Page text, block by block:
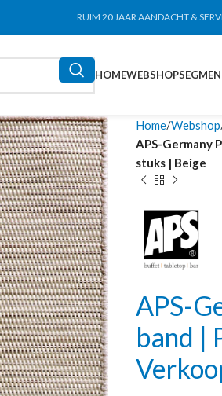
RUIM 20 JAAR AANDACHT &
HOMEWEBSHOP
Home Webshop
APS-Germany
stuks | Beige
APS-
band |